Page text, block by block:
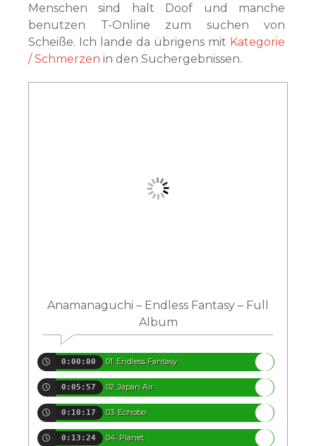
Menschen sind halt Doof und manche
benutzen T-Online zum suchen von
Scheiße. Ich lande da übrigens mit Kategorie
/ Schmerzen in den Suchergebnissen.
Anamanaguchi – Endless Fantasy – Full
Album
0:00:00 01. Endless Fantasy
0:05:57 02. Japan Air
0:10:17 03. Echobo
0:13:24 04. Planet